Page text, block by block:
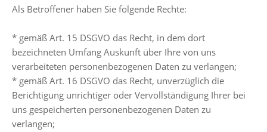
Als Betroffener haben Sie folgende Rechte:
* gemäß Art. 15 DSGVO das Recht, in dem dort
bezeichneten Umfang Auskunft über Ihre von uns
verarbeiteten personenbezogenen Daten zu verlangen;
* gemäß Art. 16 DSGVO das Recht, unverzüglich die
Berichtigung unrichtiger oder Vervollständigung Ihrer bei
uns gespeicherten personenbezogenen Daten zu
verlangen;